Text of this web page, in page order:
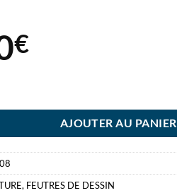
€
AJOUTER AU PANIER
, FEUTRES DE DESSIN